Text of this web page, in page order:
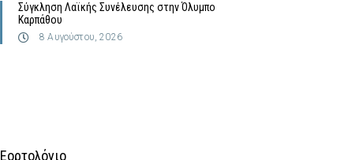
Σύγκληση Λαϊκής Συνέλευσης στην Όλυμπο
Καρπάθου
8 Αυγούστου, 2026
Εορτολόγιο